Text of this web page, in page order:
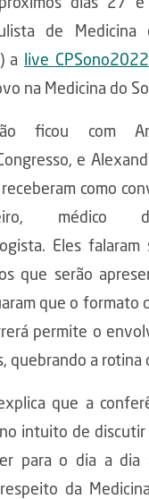
dias 27
de
a
live CPSono2022
na Medicina do
ficou com
e
como
Eles falaram
que serão
que o formato
permite o
quebrando a rotina
que a
intuito de discutir
para o dia a dia
da